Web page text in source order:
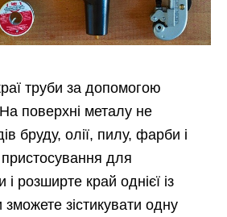
труби за допомогою
поверхні металу не
бруду, олії, пилу, фарби і
пристосування для
розширте край однієї із
зможете зістикувати одну